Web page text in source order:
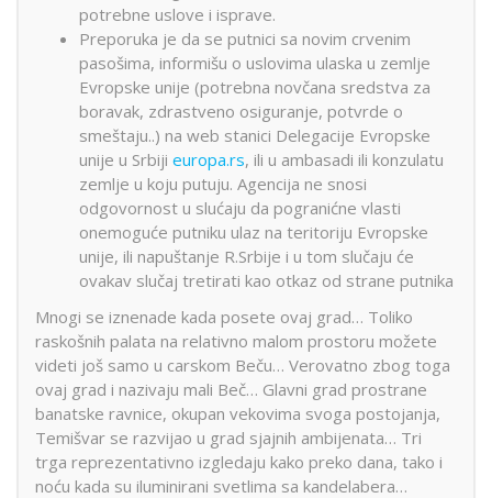
potrebne uslove i isprave.
Preporuka je da se putnici sa novim crvenim
pasošima, informišu o uslovima ulaska u zemlje
Evropske unije (potrebna novčana sredstva za
boravak, zdrastveno osiguranje, potvrde o
smeštaju..) na web stanici Delegacije Evropske
unije u Srbiji europa.rs, ili u ambasadi ili konzulatu
zemlje u koju putuju. Agencija ne snosi
odgovornost u slućaju da pogranićne vlasti
onemoguće putniku ulaz na teritoriju Evropske
unije, ili napuštanje R.Srbije i u tom slučaju će
ovakav slučaj tretirati kao otkaz od strane putnika
Mnogi se iznenade kada posete ovaj grad… Toliko
raskošnih palata na relativno malom prostoru možete
videti još samo u carskom Beču… Verovatno zbog toga
ovaj grad i nazivaju mali Beč… Glavni grad prostrane
banatske ravnice, okupan vekovima svoga postojanja,
Temišvar se razvijao u grad sjajnih ambijenata… Tri
trga reprezentativno izgledaju kako preko dana, tako i
noću kada su iluminirani svetlima sa kandelabera…